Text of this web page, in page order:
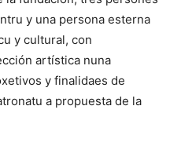
y una persona esterna
y cultural, con
artística nuna
y finalidaes de
a propuesta de la